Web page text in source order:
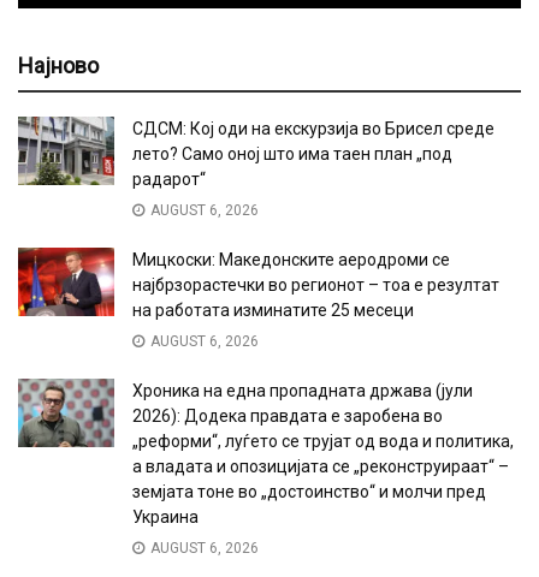
Најново
СДСМ: Кој оди на екскурзија во Брисел среде
лето? Само оној што има таен план „под
радарот“
AUGUST 6, 2026
Мицкоски: Македонските аеродроми се
најбрзорастечки во регионот – тоа е резултат
на работата изминатите 25 месеци
AUGUST 6, 2026
Хроника на една пропадната држава (јули
2026): Додека правдата е заробена во
„реформи“, луѓето се трујат од вода и политика,
а владата и опозицијата се „реконструираат“ –
земјата тоне во „достоинство“ и молчи пред
Украина
AUGUST 6, 2026